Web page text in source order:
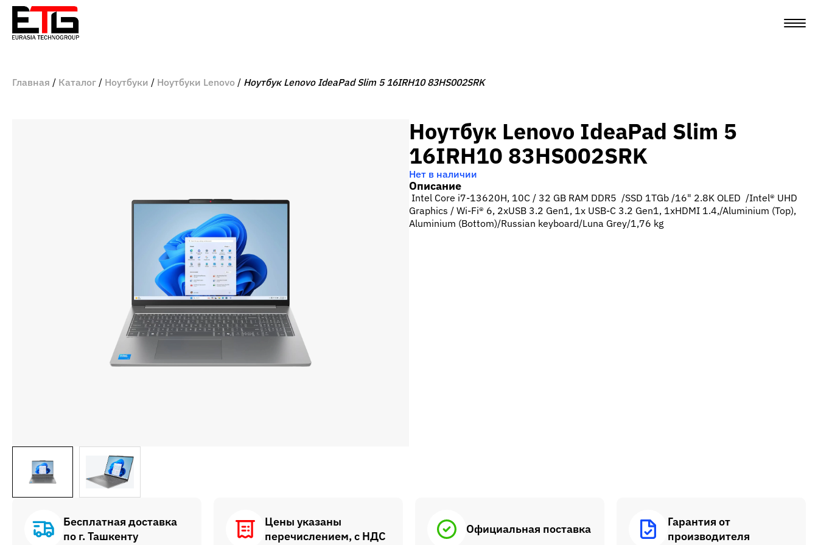
Главная Каталог Ноутбуки Ноутбуки Lenovo Ноутбук Lenovo IdeaPad Slim 5 16IRH10 83HS002SRK
Ноутбук Lenovo IdeaPad Slim 5
16IRH10 83HS002SRK
Нет в наличии
Описание
Intel Core i7-13620H, 10C / 32 GB RAM DDR5 /SSD 1TGb /16" 2.8K OLED /Intel® UHD
Graphics / Wi-Fi® 6, 2xUSB 3.2 Gen1, 1x USB-C 3.2 Gen1, 1xHDMI 1.4,/Aluminium (Top),
Aluminium (Bottom)/Russian keyboard/Luna Grey/1,76 kg
Бесплатная доставка
по г. Ташкенту
Цены указаны
перечислением, с НДС
Официальная поставка
Гарантия от
производителя